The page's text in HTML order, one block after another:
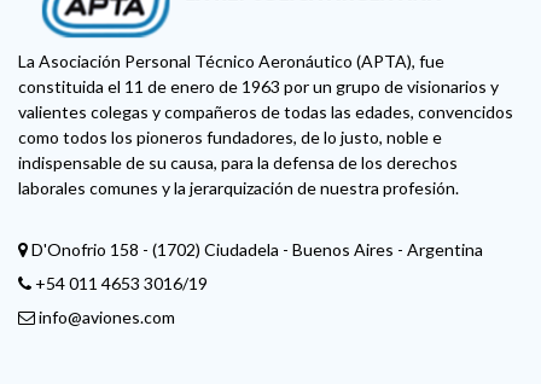
La Asociación Personal Técnico Aeronáutico (APTA), fue
constituida el 11 de enero de 1963 por un grupo de visionarios y
valientes colegas y compañeros de todas las edades, convencidos
como todos los pioneros fundadores, de lo justo, noble e
indispensable de su causa, para la defensa de los derechos
laborales comunes y la jerarquización de nuestra profesión.
D'Onofrio 158 - (1702) Ciudadela - Buenos Aires - Argentina
+54 011 4653 3016/19
info@aviones.com